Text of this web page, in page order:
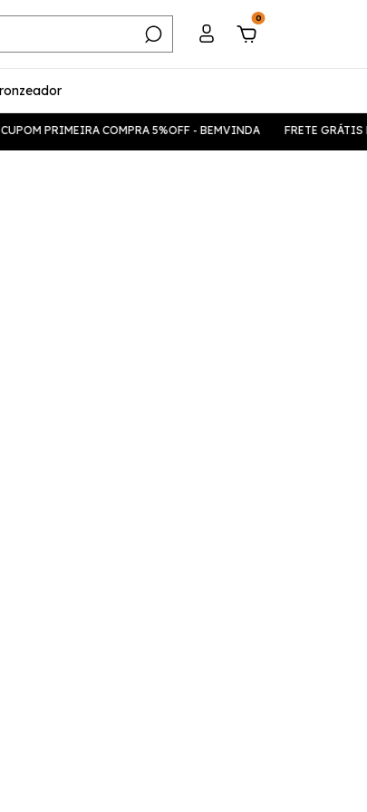
0
PRIMEIRA COMPRA 5%OFF - BEMVINDA FRETE GRÁTIS